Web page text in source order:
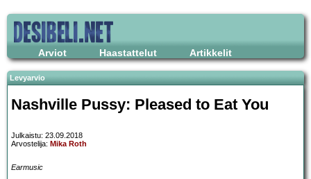
Arviot Haastattelut Artikkelit
Levyarvio
Nashville Pussy: Pleased to Eat You
Julkaistu: 23.09.2018
Arvostelija: Mika Roth
Earmusic